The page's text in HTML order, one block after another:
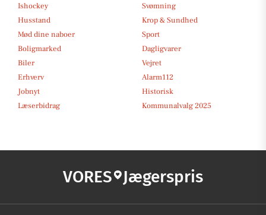
Ishockey
Svømning
Husstand
Krop & Sundhed
Mød dine naboer
Sport
Boligmarked
Dagligvarer
Biler
Vejret
Erhverv
Alarm112
Jobnyt
Historisk
Læserbidrag
Kommunalvalg 2025
VORES Jægerspris